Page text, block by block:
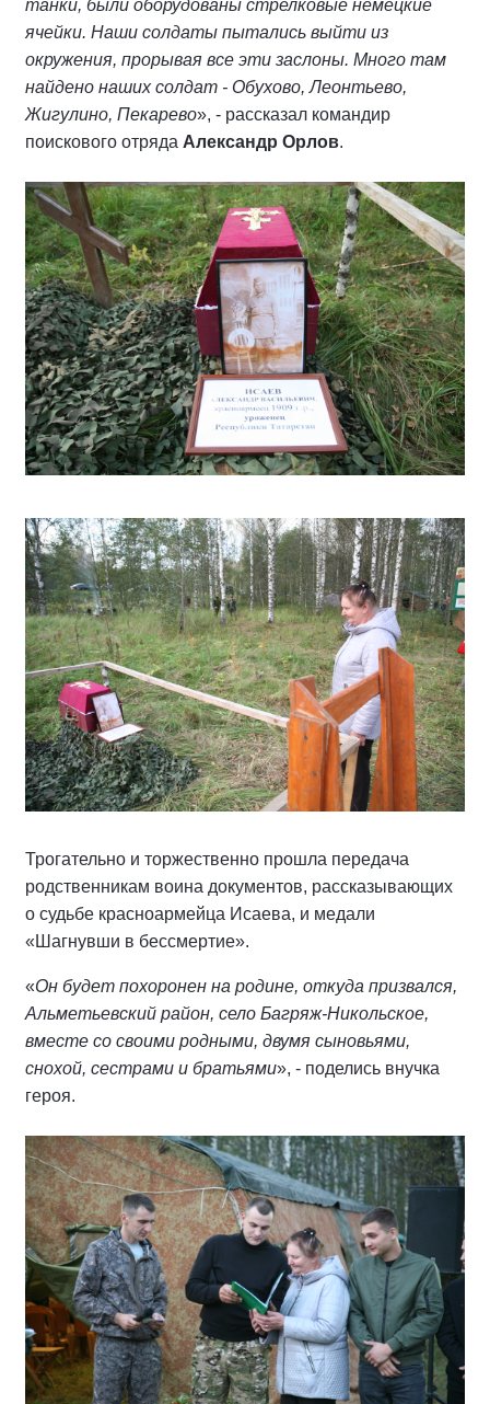
танки, были оборудованы стрелковые немецкие
ячейки. Наши солдаты пытались выйти из
окружения, прорывая все эти заслоны. Много там
найдено наших солдат - Обухово, Леонтьево,
Жигулино, Пекарево», - рассказал командир
поискового отряда Александр Орлов.
Трогательно и торжественно прошла передача
родственникам воина документов, рассказывающих
о судьбе красноармейца Исаева, и медали
«Шагнувши в бессмертие».
«Он будет похоронен на родине, откуда призвался,
Альметьевский район, село Багряж-Никольское,
вместе со своими родными, двумя сыновьями,
снохой, сестрами и братьями», - поделись внучка
героя.